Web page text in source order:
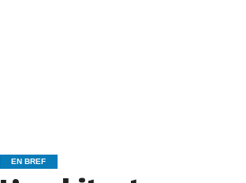
EN BREF